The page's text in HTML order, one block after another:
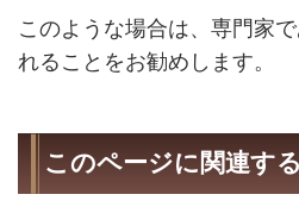
このような場合は、専門家
れることをお勧めします。
このページに関連す